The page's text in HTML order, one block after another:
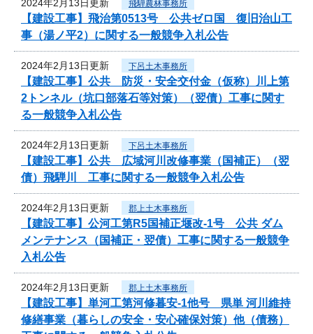
2024年2月13日更新 飛騨農林事務所
【建設工事】飛治第0513号 公共ゼロ国 復旧治山工
事（湯ノ平2）に関する一般競争入札公告
2024年2月13日更新 下呂土木事務所
【建設工事】公共 防災・安全交付金（仮称）川上第
2トンネル（坑口部落石等対策）（翌債）工事に関す
る一般競争入札公告
2024年2月13日更新 下呂土木事務所
【建設工事】公共 広域河川改修事業（国補正）（翌
債）飛騨川 工事に関する一般競争入札公告
2024年2月13日更新 郡上土木事務所
【建設工事】公河工第R5国補正堰改-1号 公共 ダム
メンテナンス（国補正・翌債）工事に関する一般競争
入札公告
2024年2月13日更新 郡上土木事務所
【建設工事】単河工第河修暮安-1他号 県単 河川維持
修繕事業（暮らしの安全・安心確保対策）他（債務）